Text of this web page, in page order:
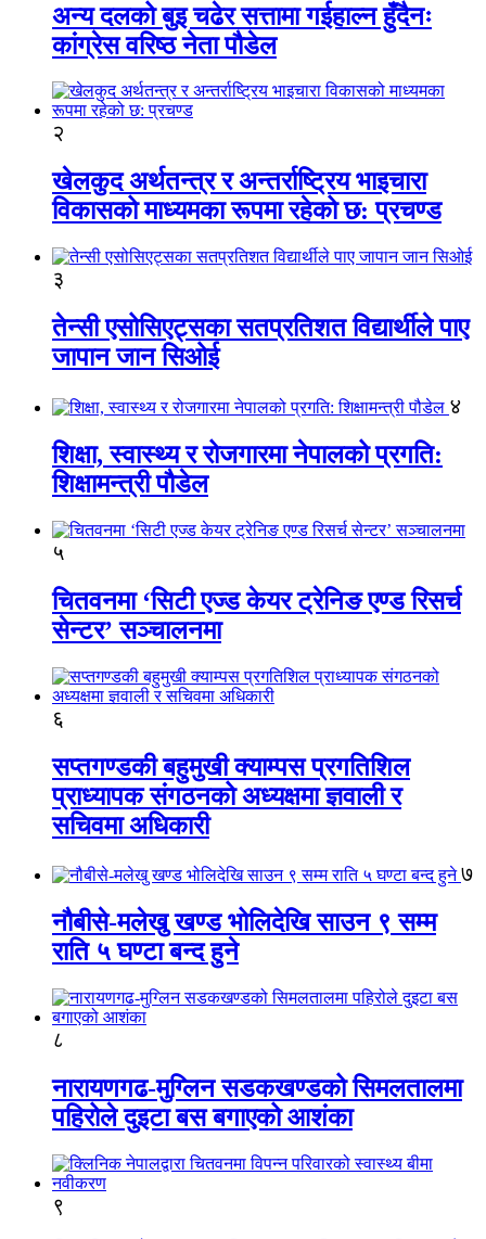
अन्य दलको बुइ चढेर सत्तामा गईहाल्न हुँदैनः
कांग्रेस वरिष्ठ नेता पौडेल
२
खेलकुद अर्थतन्त्र र अन्तर्राष्ट्रिय भाइचारा
विकासको माध्यमका रूपमा रहेको छ: प्रचण्ड
३
तेन्सी एसोसिएट्सका सतप्रतिशत विद्यार्थीले पाए
जापान जान सिओई
४
शिक्षा, स्वास्थ्य र रोजगारमा नेपालको प्रगति:
शिक्षामन्त्री पौडेल
५
चितवनमा ‘सिटी एज्ड केयर ट्रेनिङ एण्ड रिसर्च
सेन्टर’ सञ्चालनमा
६
सप्तगण्डकी बहुमुखी क्याम्पस प्रगतिशिल
प्राध्यापक संगठनको अध्यक्षमा ज्ञवाली र
सचिवमा अधिकारी
७
नौबीसे-मलेखु खण्ड भोलिदेखि साउन ९ सम्म
राति ५ घण्टा बन्द हुने
८
नारायणगढ-मुग्लिन सडकखण्डको सिमलतालमा
पहिरोले दुइटा बस बगाएको आशंका
९